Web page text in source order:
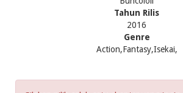
Tahun Rilis
2016
Genre
Action,Fantasy,Isekai,